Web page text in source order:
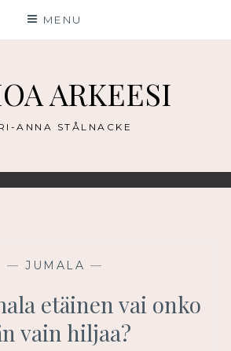
MENU
ARKEESI
ANNA STÅLNACKE
— JUMALA —
etäinen vai onko
vain hiljaa?